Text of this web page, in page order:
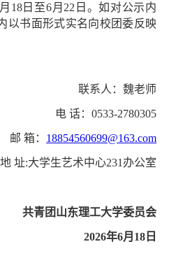
18日至6月22日。如对公示内
以书面形式实名向校团委反映
联系人：魏老师
电 话：0533-2780305
邮 箱： 18854560699@163.com
地 址:大学生艺术中心231办公室
共青团山东理工大学委员会
2026年6月18日